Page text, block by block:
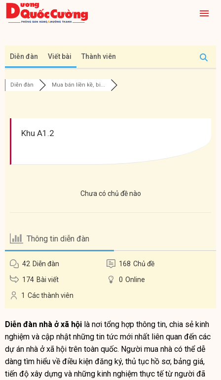
Diễn đàn Viết bài Thành viên
Diễn đàn Mua bán liền kề, bi...
Khu A1.2
Chưa có chủ đề nào
Thông tin diễn đàn
42 Diễn đàn 168 Chủ đề
174 Bài viết 0 Online
1 Các thành viên
Diễn đàn nhà ở xã hội là nơi tổng hợp thông tin, chia sẻ kinh
nghiệm và cập nhật những tin tức mới nhất liên quan đến các
dự án nhà ở xã hội trên toàn quốc. Người mua nhà có thể dễ
dàng tìm hiểu về điều kiện đăng ký, thủ tục hồ sơ, bảng giá,
tiến độ xây dựng và những kinh nghiệm thực tế từ người đã